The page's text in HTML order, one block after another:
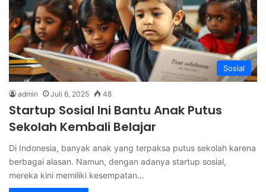
Sosial
admin Juli 6, 2025 48
Startup Sosial Ini Bantu Anak Putus
Sekolah Kembali Belajar
Di Indonesia, banyak anak yang terpaksa putus sekolah karena
berbagai alasan. Namun, dengan adanya startup sosial,
mereka kini memiliki kesempatan…